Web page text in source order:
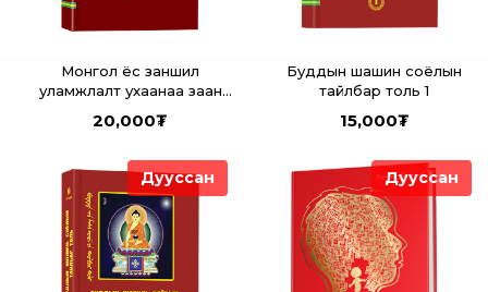
Монгол ёс заншил
уламжлалт ухаанаа заан
сургагч нарт тус дэм
20,000₮
Буддын шашин соёлын
тайлбар толь 1
15,000₮
Дууссан Дууссан